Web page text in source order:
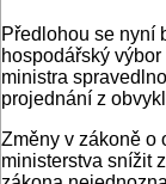
Předlohou se nyní
hospodářský
ministra
projednání z
Změny v zákoně o
ministerstva snížit